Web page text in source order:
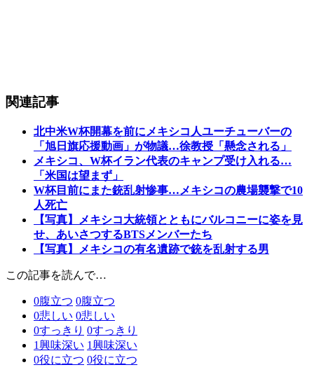
関連記事
北中米W杯開幕を前にメキシコ人ユーチューバーの
「旭日旗応援動画」が物議…徐教授「懸念される」
メキシコ、W杯イラン代表のキャンプ受け入れる…
「米国は望まず」
W杯目前にまた銃乱射惨事…メキシコの農場襲撃で10
人死亡
【写真】メキシコ大統領とともにバルコニーに姿を見
せ、あいさつするBTSメンバーたち
【写真】メキシコの有名遺跡で銃を乱射する男
この記事を読んで…
0腹立つ 0腹立つ
0悲しい 0悲しい
0すっきり 0すっきり
1興味深い 1興味深い
0役に立つ 0役に立つ